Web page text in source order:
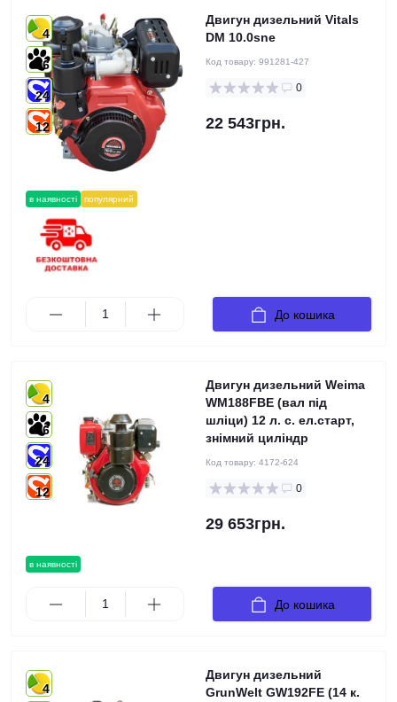
в наявності популярний
4
6
24
12
Двигун дизельний Vitals
DM 10.0sne
Код товару: 991281-427
0
22 543грн.
До кошика
в наявності
4
6
24
12
Двигун дизельний Weima
WM188FBE (вал під
шліци) 12 л. с. ел.старт,
знімний циліндр
Код товару: 4172-624
0
29 653грн.
До кошика
4
Двигун дизельний
GrunWelt GW192FE (14 к.